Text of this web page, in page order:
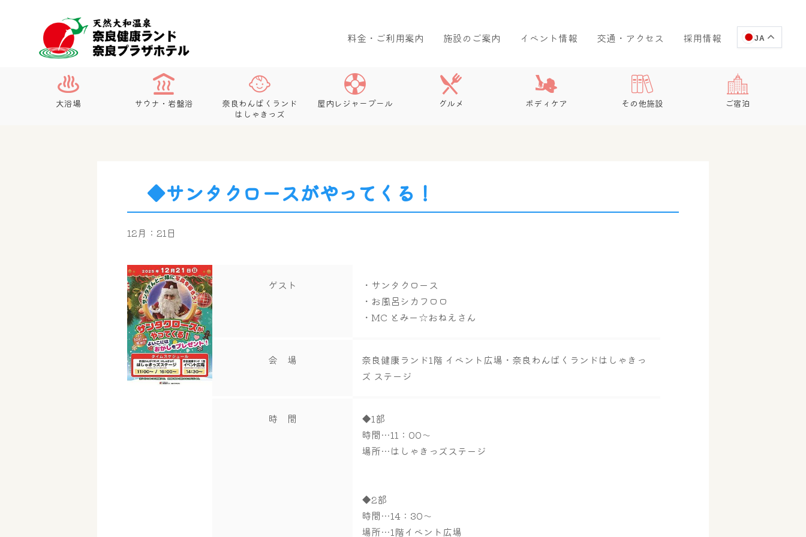
料金・ご利用案内 施設のご案内 イベント情報 交通・アクセス 採用情報 JA
大浴場 サウナ・岩盤浴
奈良わんぱくランド
はしゃきっズ
屋内レジャープール グルメ ボディケア その他施設 ご宿泊
◆サンタクロースがやってくる！
12月：21日
ゲスト
・サンタクロース
・お風呂シカフロロ
・MC とみー☆おねえさん
会 場
奈良健康ランド1階 イベント広場・奈良わんぱくランドはしゃきっ
ズ ステージ
時 間
◆1部
時間…11：00～
場所…はしゃきっズステージ
◆2部
時間…14：30～
場所…1階イベント広場